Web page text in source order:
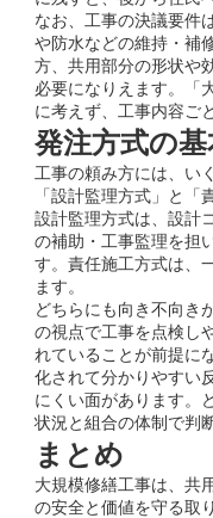
なお、工事の決議要件
や防水などの維持・補
方、共用部分の形状や
必要になりえます。「
に考えず、工事内容ご
発注方式の
工事の頼み方には、い
「設計監理方式」と「
設計監理方式は、設計
の補助・工事監理を担
す。責任施工方式は、
ます。
どちらにも向き不向き
の視点で工事を点検し
れていることが前提に
化されて分かりやすい
にくい面があります。
状況と組合の体制で判
まとめ
大規模修繕工事は、共
の安全と価値を守る取